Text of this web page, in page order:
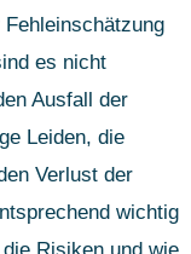
es nicht
Ausfall der
Leiden, die
Verlust der
wichtig